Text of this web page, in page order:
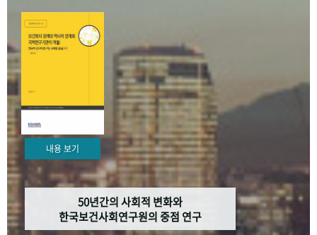
성과 50선 숫자로 보는 50년
세계와 함께 한 KIHASA
VR 역사관
내용 보기
50년간의 사회적 변화와
한국보건사회연구원의 중점 연구